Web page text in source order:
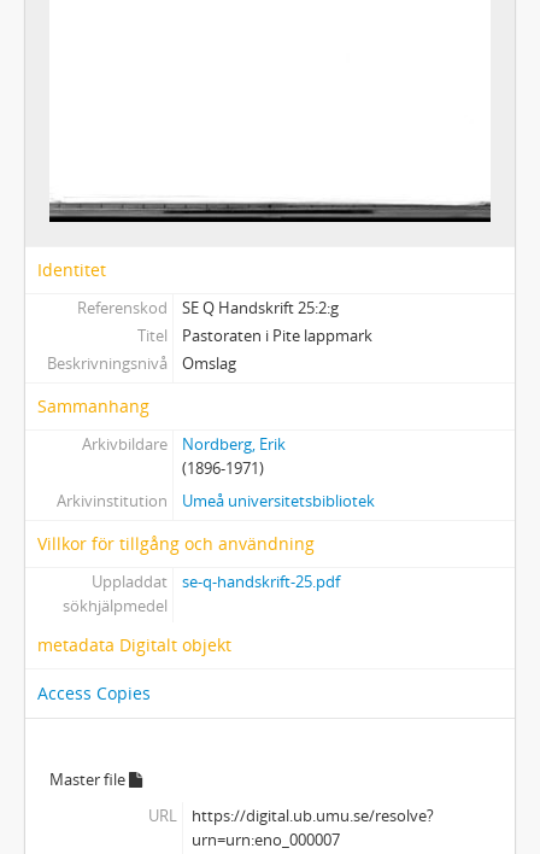
Nils Nilsson Grubb
Salzburgska emigranterna
Arbetspärmar
Kronologiskt excerpt- och manuskriptserie
Teologi
Varia
Identitet
Referenskod
SE Q Handskrift 25:2:g
Titel
Pastoraten i Pite lappmark
Beskrivningsnivå
Omslag
Sammanhang
Arkivbildare
Nordberg, Erik
(1896-1971)
Arkivinstitution
Umeå universitetsbibliotek
Villkor för tillgång och användning
Uppladdat
sökhjälpmedel
se-q-handskrift-25.pdf
metadata Digitalt objekt
Access Copies
Master file
URL
https://digital.ub.umu.se/resolve?
urn=urn:eno_000007